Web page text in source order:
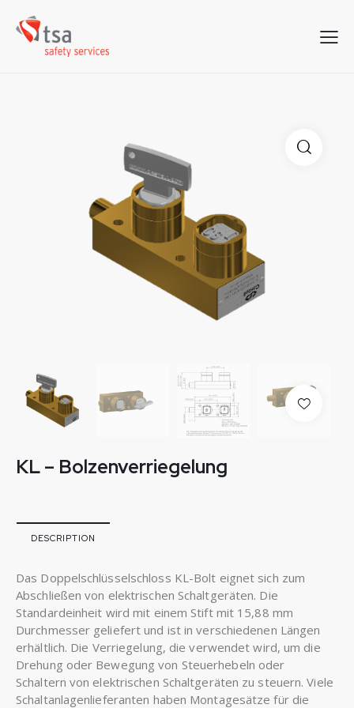
KL – Bolzenverriegelung
DESCRIPTION
Das Doppelschlüsselschloss KL-Bolt eignet sich zum
Abschließen von elektrischen Schaltgeräten. Die
Standardeinheit wird mit einem Stift mit 15,88 mm
Durchmesser geliefert und ist in verschiedenen Längen
erhältlich. Die Verriegelung, die verwendet wird, um die
Drehung oder Bewegung von Steuerhebeln oder
Schaltern von elektrischen Schaltgeräten zu steuern. Viele
Schaltanlagenlieferanten haben Montagesätze für die